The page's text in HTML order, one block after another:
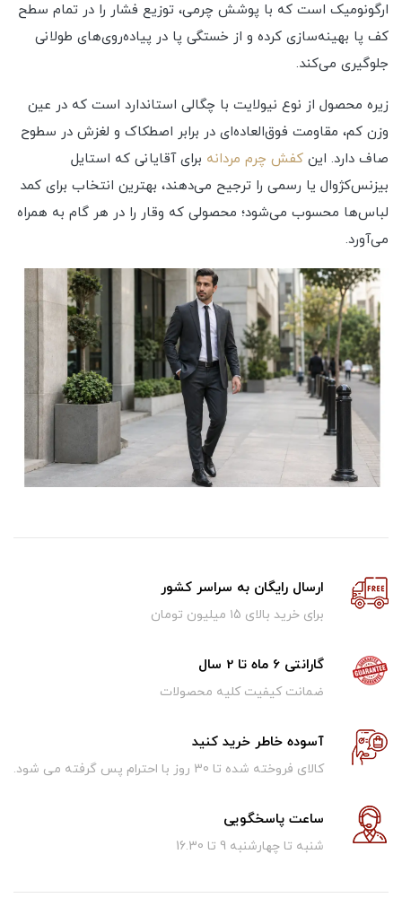
ارگونومیک است که با پوشش چرمی، توزیع فشار را در تمام سطح
کف پا بهینه‌سازی کرده و از خستگی پا در پیاده‌روی‌های طولانی
جلوگیری می‌کند.
زیره محصول از نوع نیولایت با چگالی استاندارد است که در عین
وزن کم، مقاومت فوق‌العاده‌ای در برابر اصطکاک و لغزش در سطوح
صاف دارد. این کفش چرم مردانه برای آقایانی که استایل
بیزنس‌کژوال یا رسمی را ترجیح می‌دهند، بهترین انتخاب برای کمد
لباس‌ها محسوب می‌شود؛ محصولی که وقار را در هر گام به همراه
می‌آورد.
ارسال رایگان به سراسر کشور
برای خرید بالای ۱5 میلیون تومان
گارانتی 6 ماه تا 2 سال
ضمانت کیفیت کلیه محصولات
آسوده خاطر خرید کنید
کالای فروخته شده تا 30 روز با احترام پس گرفته می شود.
ساعت پاسخگویی
شنبه تا چهارشنبه 9 تا 16.30